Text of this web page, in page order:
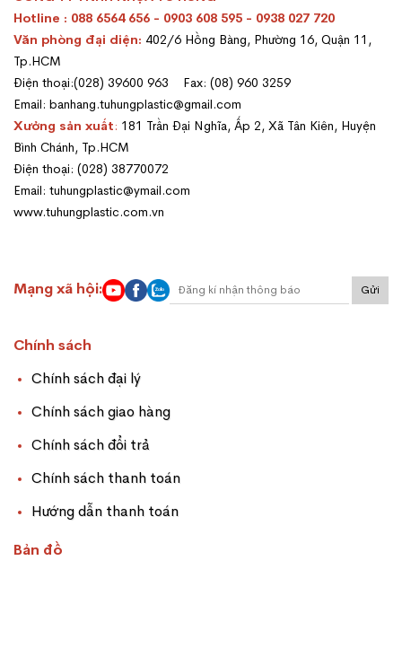
Hotline : 088 6564 656 - 0903 608 595 - 0938 027 720
Văn phòng đại diện: 402/6 Hồng Bàng, Phường 16, Quận 11,
Tp.HCM
Điện thoại:(028) 39600 963 Fax: (08) 960 3259
Email: banhang.tuhungplastic@gmail.com
Xưởng sản xuất: 181 Trần Đại Nghĩa, Ấp 2, Xã Tân Kiên, Huyện
Bình Chánh, Tp.HCM
Điện thoại: (028) 38770072
Email: tuhungplastic@ymail.com
www.tuhungplastic.com.vn
Mạng xã hội: Gửi
Chính sách
Chính sách đại lý
Chính sách giao hàng
Chính sách đổi trả
Chính sách thanh toán
Hướng dẫn thanh toán
Bản đồ